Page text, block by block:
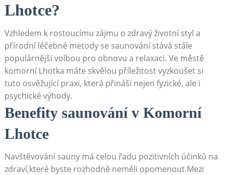
Lhotce?
Vzhledem k rostoucímu zájmu o zdravý životní styl a
přírodní léčebné metody se saunování stává stále
populárnější volbou pro obnovu a relaxaci. Ve městě
komorní Lhotka máte skvělou příležitost vyzkoušet si
tuto osvěžující praxi, která přináší nejen fyzické, ale i
psychické výhody.
Benefity saunování v Komorní
Lhotce
Navštěvování sauny má celou řadu pozitivních účinků na
zdraví,které byste rozhodně neměli opomenout.Mezi